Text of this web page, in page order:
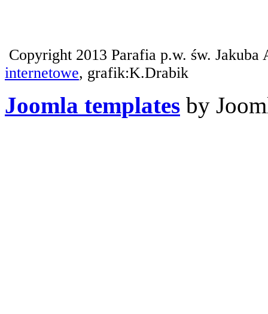
Copyright 2013 Parafia p.w. św.
internetowe, grafik:K.Drabik
Joomla templates by